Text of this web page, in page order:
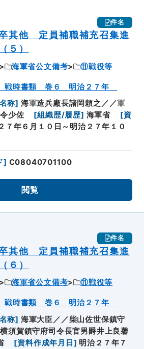
件名
其他 定員補職補充召集進
５）
海軍省公文備考
⑪戦役等
戦時書類 巻６ 明治２７年
称] 海軍造兵廠長諸岡頼之／／軍
少佐
[組織歴/履歴] 海軍省 [資
７年６月１０日～明治２７年１０
] C08040701100
閲覧
件名
其他 定員補職補充召集進
６）
海軍省公文備考
⑪戦役等
戦時書類 巻６ 明治２７年
称] 海軍大臣／／柴山佐世保鎮守
須賀鎮守府司令長官男爵井上良馨
[資料作成年月日 ] 明治２７年７